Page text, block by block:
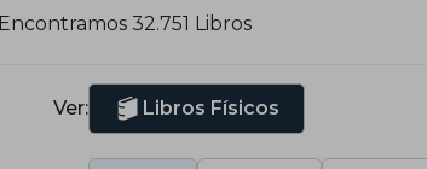
Encontramos 32.751 Libros
Ver: Libros Físicos